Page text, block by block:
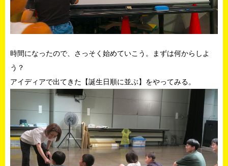
時間になったので、さっそく始めていこう。まずは何からしよ
う？
アイディアで出てきた【誕生日順に並ぶ】をやってみる。